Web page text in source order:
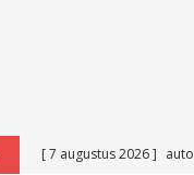
[ 7 augustus 2026 ]